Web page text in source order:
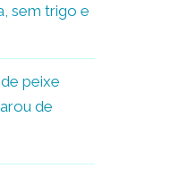
sem trigo e
peixe
de